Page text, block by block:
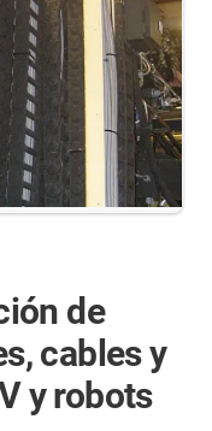
de
cables y
y robots